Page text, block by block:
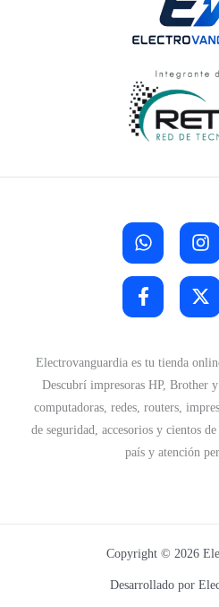
Electrovanguardia es tu tienda
Descubrí impresoras HP, Brother
computadoras, redes, routers,
de seguridad, accesorios y cientos
país y atención
Copyright © 2026
Desarrollado por